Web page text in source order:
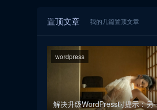
置顶文章 我的几篇置顶文章
解决升级WordPress时提示：另
wordpress